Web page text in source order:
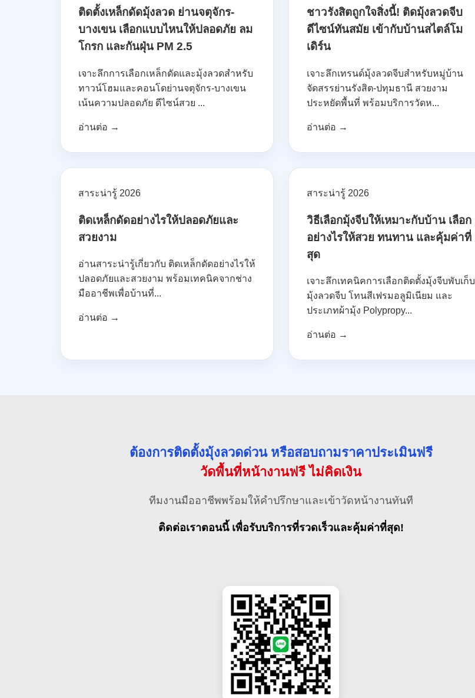
ติดตั้งเหล็กดัดมุ้งลวด ย่านจตุจักร-
บางเขน เลือกแบบไหนให้ปลอดภัย ลม
โกรก และกันฝุ่น PM 2.5
เจาะลึกการเลือกเหล็กดัดและมุ้งลวดสำหรับ
ทาวน์โฮมและคอนโดย่านจตุจักร-บางเขน
เน้นความปลอดภัย ดีไซน์สวย ...
อ่านต่อ →
ชาวรังสิตถูกใจสิ่งนี้! ติดมุ้งลวดจีบ
ดีไซน์ทันสมัย เข้ากับบ้านสไตล์โม
เดิร์น
เจาะลึกเทรนด์มุ้งลวดจีบสำหรับหมู่บ้าน
จัดสรรย่านรังสิต-ปทุมธานี สวยงาม
ประหยัดพื้นที่ พร้อมบริการวัดห...
อ่านต่อ →
สาระน่ารู้ 2026
ติดเหล็กดัดอย่างไรให้ปลอดภัยและ
สวยงาม
อ่านสาระน่ารู้เกี่ยวกับ ติดเหล็กดัดอย่างไรให้
ปลอดภัยและสวยงาม พร้อมเทคนิคจากช่าง
มืออาชีพเพื่อบ้านที่...
อ่านต่อ →
สาระน่ารู้ 2026
วิธีเลือกมุ้งจีบให้เหมาะกับบ้าน เลือก
อย่างไรให้สวย ทนทาน และคุ้มค่าที่
สุด
เจาะลึกเทคนิคการเลือกติดตั้งมุ้งจีบพับเก็บ
มุ้งลวดจีบ โทนสีเฟรมอลูมิเนียม และ
ประเภทผ้ามุ้ง Polypropy...
อ่านต่อ →
ต้องการติดตั้งมุ้งลวดด่วน หรือสอบถามราคาประเมินฟรี
วัดพื้นที่หน้างานฟรี ไม่คิดเงิน
ทีมงานมืออาชีพพร้อมให้คำปรึกษาและเข้าวัดหน้างานทันที
ติดต่อเราตอนนี้ เพื่อรับบริการที่รวดเร็วและคุ้มค่าที่สุด!